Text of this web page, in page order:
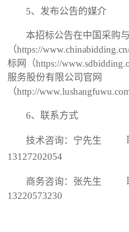
5、发布公告的媒介
本招标公告在中国采购
（https://
标网（https://
服务股份有限公司官网
（http://
6、 联系方式
技术咨询： 宁先生
13127202054
商务咨询：张先生
13220573230